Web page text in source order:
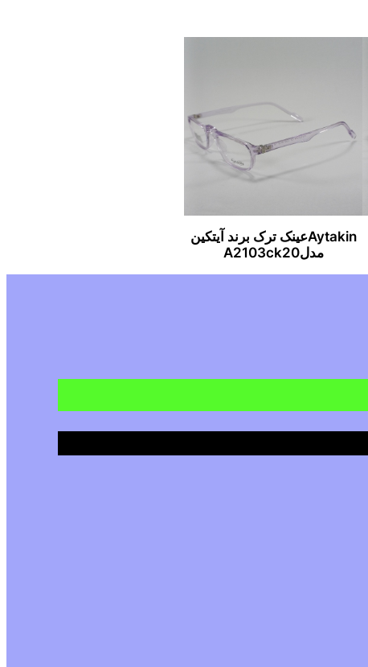
Aytakinعینک ترک برند آیتکین
مدلA2103ck20